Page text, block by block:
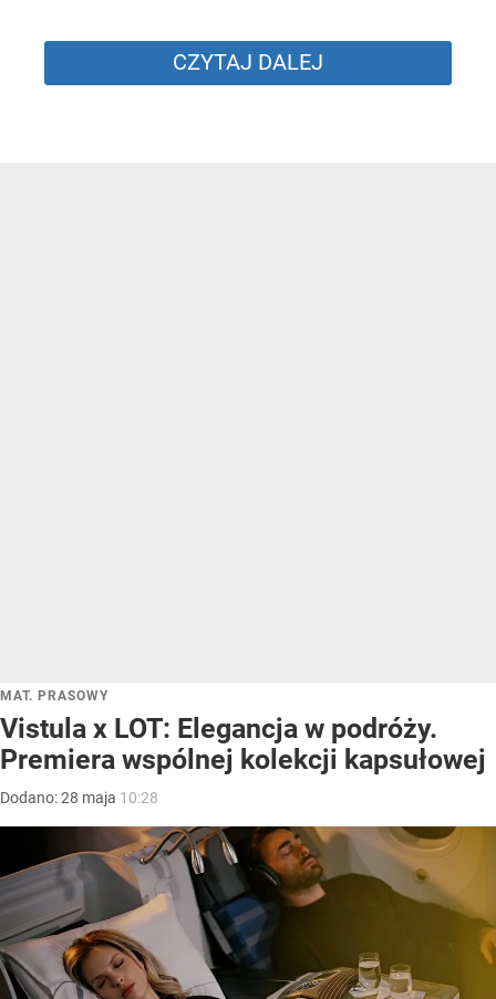
CZYTAJ DALEJ
MAT. PRASOWY
Vistula x LOT: Elegancja w podróży.
Premiera wspólnej kolekcji kapsułowej
Dodano:28 maja 10:28